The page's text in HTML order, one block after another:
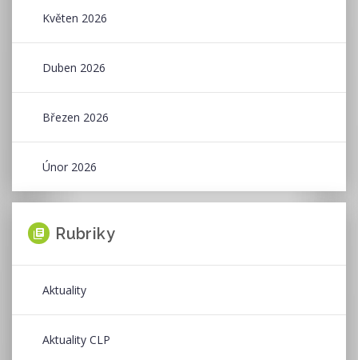
Květen 2026
Duben 2026
Březen 2026
Únor 2026
Rubriky
Aktuality
Aktuality CLP